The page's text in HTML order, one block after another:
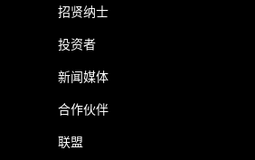
招贤纳士
投资者
新闻媒体
合作伙伴
联盟